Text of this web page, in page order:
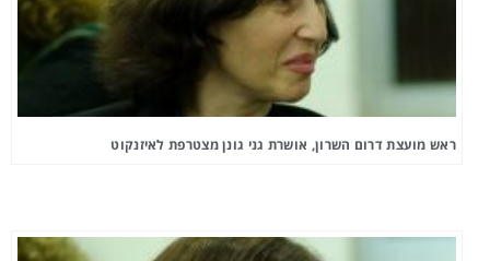
ראש מועצת דרום השרון, אושרת גני גונן מצטרפת לאיזנקוט